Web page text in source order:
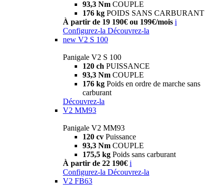
93,3 Nm COUPLE
176 kg POIDS SANS CARBURANT
À partir de 19 190€ ou 199€/mois i
Configurez-la Découvrez-la
new V2 S 100
Panigale V2 S 100
120 ch PUISSANCE
93,3 Nm COUPLE
176 kg Poids en ordre de marche sans
carburant
Découvrez-la
V2 MM93
Panigale V2 MM93
120 cv Puissance
93,3 Nm COUPLE
175,5 kg Poids sans carburant
À partir de 22 190€ i
Configurez-la Découvrez-la
V2 FB63